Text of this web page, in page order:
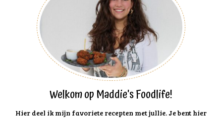
Welkom op Maddie's Foodlife!
Hier deel ik mijn favoriete recepten met jullie. Je bent hier